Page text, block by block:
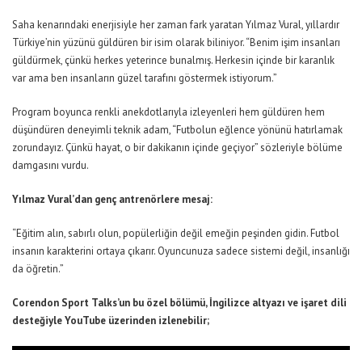
Saha kenarındaki enerjisiyle her zaman fark yaratan Yılmaz Vural, yıllardır
Türkiye’nin yüzünü güldüren bir isim olarak biliniyor.“Benim işim insanları
güldürmek, çünkü herkes yeterince bunalmış. Herkesin içinde bir karanlık
var ama ben insanların güzel tarafını göstermek istiyorum.”
Program boyunca renkli anekdotlarıyla izleyenleri hem güldüren hem
düşündüren deneyimli teknik adam,“Futbolun eğlence yönünü hatırlamak
zorundayız. Çünkü hayat, o bir dakikanın içinde geçiyor”sözleriyle bölüme
damgasını vurdu.
Yılmaz Vural’dan genç antrenörlere mesaj:
“Eğitim alın, sabırlı olun, popülerliğin değil emeğin peşinden gidin. Futbol
insanın karakterini ortaya çıkarır. Oyuncunuza sadece sistemi değil, insanlığı
da öğretin.”
Corendon Sport Talks’un bu özel bölümü, İngilizce altyazı ve işaret dili
desteğiyle YouTube üzerinden izlenebilir;